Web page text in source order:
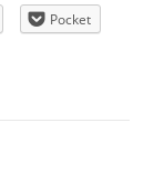
Pocket